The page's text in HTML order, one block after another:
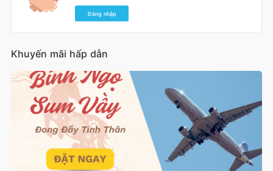
Đăng nhập
Khuyến mãi hấp dẫn